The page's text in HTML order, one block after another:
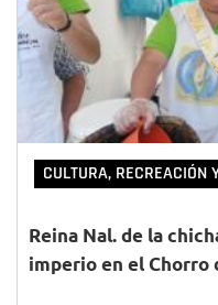
CULTURA, RECREACIÓN
Reina Nal. de la
imperio en el Chorro